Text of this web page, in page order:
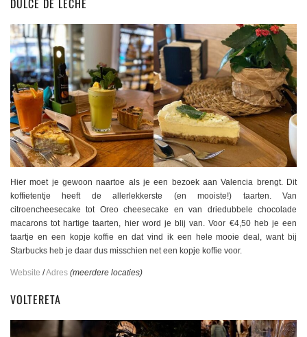
DULCE DE LECHE
Hier moet je gewoon naartoe als je een bezoek aan Valencia brengt. Dit
koffietentje heeft de allerlekkerste (en mooiste!) taarten. Van
citroencheesecake tot Oreo cheesecake en van driedubbele chocolade
macarons tot hartige taarten, hier word je blij van. Voor €4,50 heb je een
taartje en een kopje koffie en dat vind ik een hele mooie deal, want bij
Starbucks heb je daar dus misschien net een kopje koffie voor.
Website /Adres (meerdere locaties)
VOLTERETA